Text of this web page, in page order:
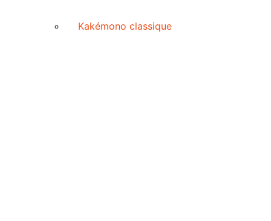
Kakémono classique